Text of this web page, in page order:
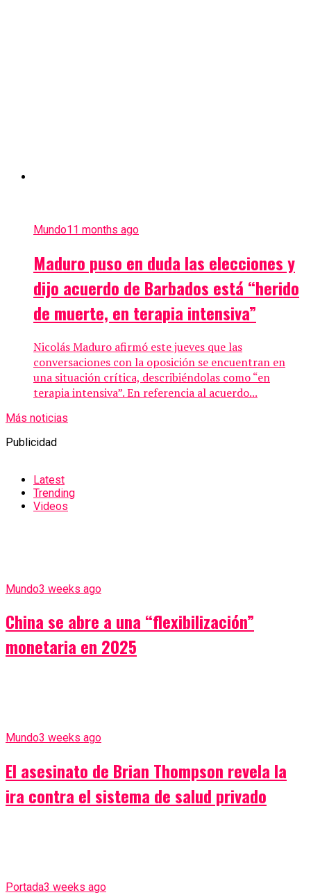
Mundo11 months ago
Maduro puso en duda las elecciones y
dijo acuerdo de Barbados está “herido
de muerte, en terapia intensiva”
Nicolás Maduro afirmó este jueves que las
conversaciones con la oposición se encuentran en
una situación crítica, describiéndolas como “en
terapia intensiva”. En referencia al acuerdo...
Más noticias
Publicidad
Latest
Trending
Videos
Mundo3 weeks ago
China se abre a una “flexibilización”
monetaria en 2025
Mundo3 weeks ago
El asesinato de Brian Thompson revela la
ira contra el sistema de salud privado
Portada3 weeks ago